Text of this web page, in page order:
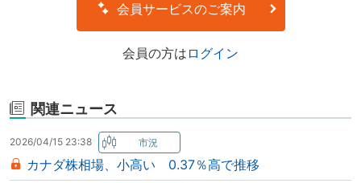
会員サービスのご案内
会員の方は ログイン
関連ニュース
2026/04/15 23:38
カナダ株相場、小高い 0.37％高で推移